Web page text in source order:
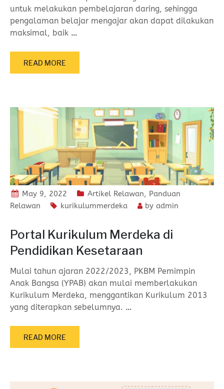
untuk melakukan pembelajaran daring, sehingga
pengalaman belajar mengajar akan dapat dilakukan
maksimal, baik …
READ MORE
May 9, 2022 Artikel Relawan, Panduan
Relawan
kurikulummerdeka by admin
Portal Kurikulum Merdeka di
Pendidikan Kesetaraan
Mulai tahun ajaran 2022/2023, PKBM Pemimpin
Anak Bangsa (YPAB) akan mulai memberlakukan
Kurikulum Merdeka, menggantikan Kurikulum 2013
yang diterapkan sebelumnya. …
READ MORE